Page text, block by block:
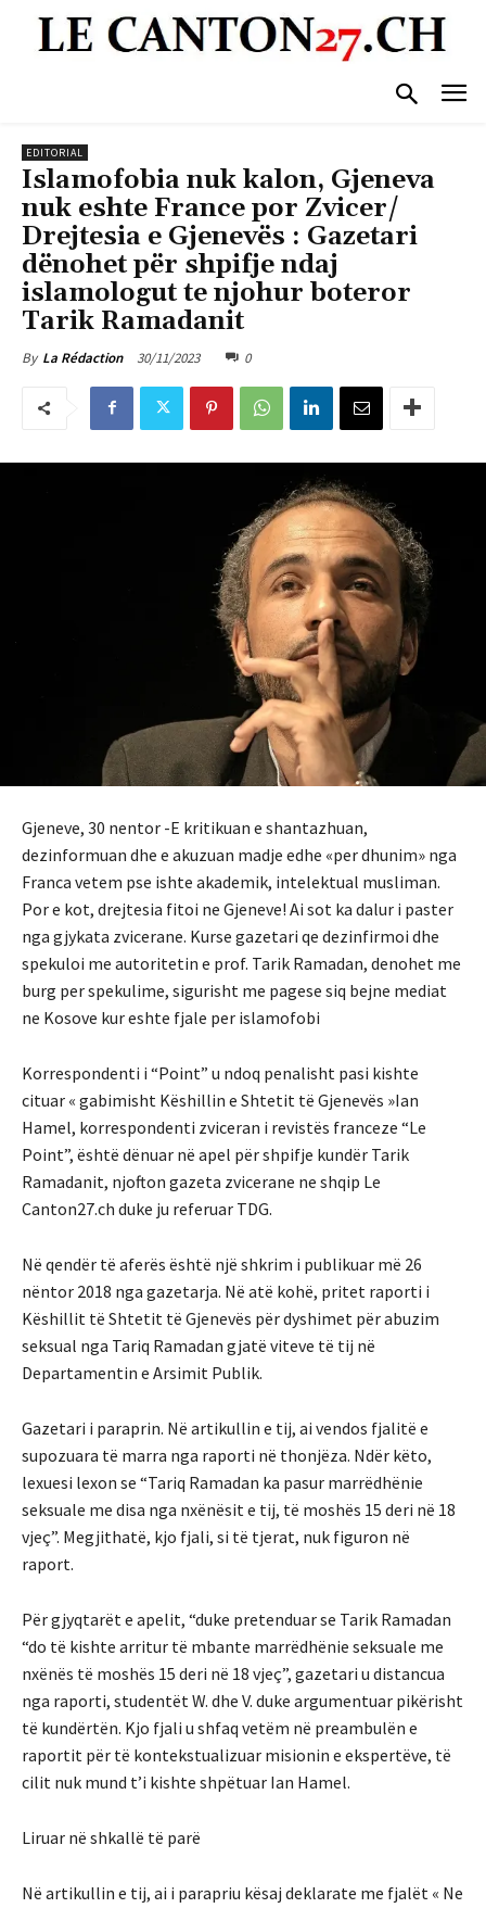
EDITORIAL
Islamofobia nuk kalon, Gjeneva
nuk eshte France por Zvicer/
Drejtesia e Gjenevës : Gazetari
dënohet për shpifje ndaj
islamologut te njohur boteror
Tarik Ramadanit
By La Rédaction 30/11/2023 0
Gjeneve, 30 nentor -E kritikuan e shantazhuan,
dezinformuan dhe e akuzuan madje edhe «per dhunim» nga
Franca vetem pse ishte akademik, intelektual musliman.
Por e kot, drejtesia fitoi ne Gjeneve! Ai sot ka dalur i paster
nga gjykata zvicerane. Kurse gazetari qe dezinfirmoi dhe
spekuloi me autoritetin e prof. Tarik Ramadan, denohet me
burg per spekulime, sigurisht me pagese siq bejne mediat
ne Kosove kur eshte fjale per islamofobi
Korrespondenti i “Point” u ndoq penalisht pasi kishte
cituar « gabimisht Këshillin e Shtetit të Gjenevës »Ian
Hamel, korrespondenti zviceran i revistës franceze “Le
Point”, është dënuar në apel për shpifje kundër Tarik
Ramadanit, njofton gazeta zvicerane ne shqip Le
Canton27.ch duke ju referuar TDG.
Në qendër të aferës është një shkrim i publikuar më 26
nëntor 2018 nga gazetarja. Në atë kohë, pritet raporti i
Këshillit të Shtetit të Gjenevës për dyshimet për abuzim
seksual nga Tariq Ramadan gjatë viteve të tij në
Departamentin e Arsimit Publik.
Gazetari i paraprin. Në artikullin e tij, ai vendos fjalitë e
supozuara të marra nga raporti në thonjëza. Ndër këto,
lexuesi lexon se “Tariq Ramadan ka pasur marrëdhënie
seksuale me disa nga nxënësit e tij, të moshës 15 deri në 18
vjeç”. Megjithatë, kjo fjali, si të tjerat, nuk figuron në
raport.
Për gjyqtarët e apelit, “duke pretenduar se Tarik Ramadan
“do të kishte arritur të mbante marrëdhënie seksuale me
nxënës të moshës 15 deri në 18 vjeç”, gazetari u distancua
nga raporti, studentët W. dhe V. duke argumentuar pikërisht
të kundërtën. Kjo fjali u shfaq vetëm në preambulën e
raportit për të kontekstualizuar misionin e ekspertëve, të
cilit nuk mund t’i kishte shpëtuar Ian Hamel.
Liruar në shkallë të parë
Në artikullin e tij, ai i parapriu kësaj deklarate me fjalët « Ne